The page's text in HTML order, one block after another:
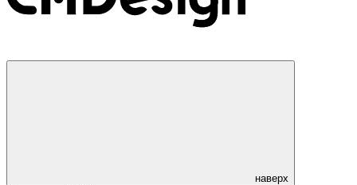
наверх